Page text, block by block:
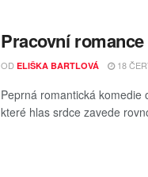
Pracovní romance
OD ELIŠKA BARTLOVÁ 18
Peprná romantická komedie
které hlas srdce zavede